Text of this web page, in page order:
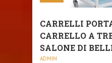
CARRELLI
CARRELLO A
SALONE DI
ADMIN